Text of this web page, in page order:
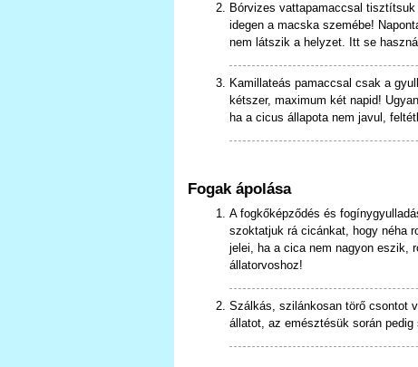
Bórvizes vattapamaccsal
idegen a macska szemébe!
nem látszik a helyzet. Itt se
Kamillateás pamaccsal csak a
kétszer, maximum két napid!
ha a cicus állapota nem javul,
Fogak ápolása
A fogkőképződés és
szoktatjuk rá cicánkat, hogy néha
jelei, ha a cica nem nagyon eszik,
állatorvoshoz!
Szálkás, szilánkosan törő csontot
állatot, az emésztésük során